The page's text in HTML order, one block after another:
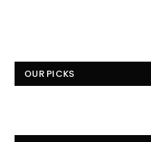
OUR PICKS